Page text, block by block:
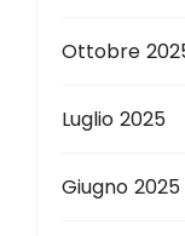
Ottobre
Luglio 2025
Giugno 2025